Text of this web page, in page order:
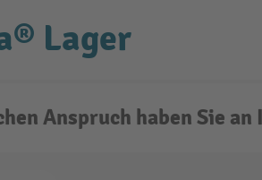
Lager
Anspruch haben Sie